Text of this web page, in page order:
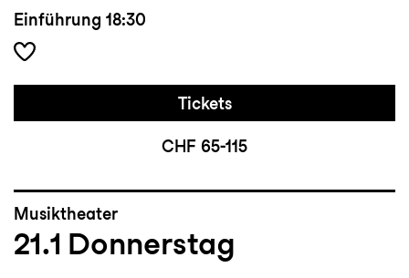
Einführung 18:30
Tickets
CHF 65-115
Musiktheater
21.1 Donnerstag